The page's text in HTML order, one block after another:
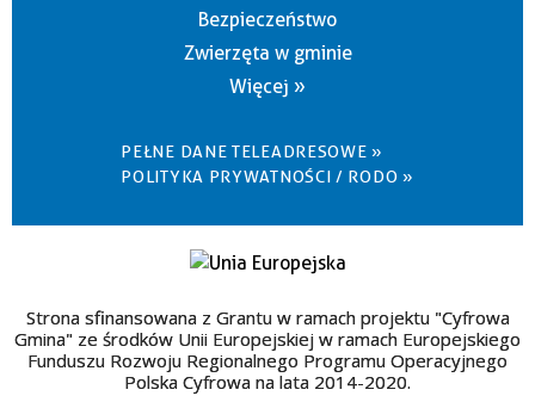
Bezpieczeństwo
Zwierzęta w gminie
Więcej »
PEŁNE DANE TELEADRESOWE »
POLITYKA PRYWATNOŚCI / RODO »
Strona sfinansowana z Grantu w ramach projektu "Cyfrowa
Gmina" ze środków Unii Europejskiej w ramach Europejskiego
Funduszu Rozwoju Regionalnego Programu Operacyjnego
Polska Cyfrowa na lata 2014-2020.